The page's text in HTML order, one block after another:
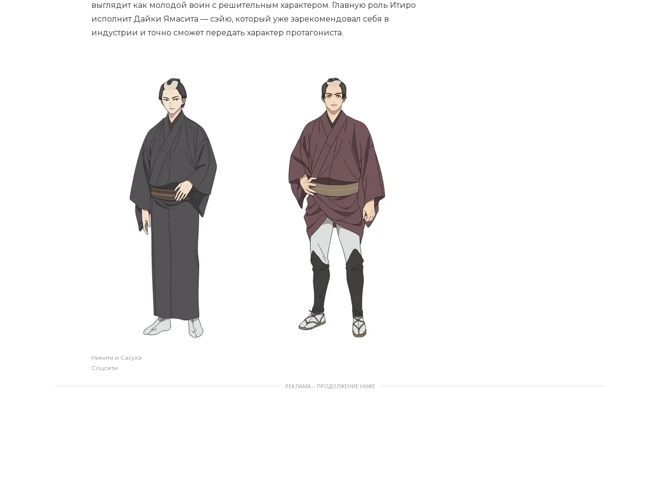
выглядит как молодой воин с решительным характером. Главную роль Итиро
исполнит Дайки Ямасита — сэйю, который уже зарекомендовал себя в
индустрии и точно сможет передать характер протагониста.
Никити и Сасукэ
Соцсети
РЕКЛАМА – ПРОДОЛЖЕНИЕ НИЖЕ